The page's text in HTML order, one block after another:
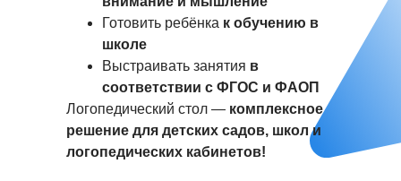
Готовить ребёнка к обучению в
школе
Выстраивать занятия в
соответствии с ФГОС и ФАОП
Логопедический стол — комплексное
решение для детских садов, школ и
логопедических кабинетов!